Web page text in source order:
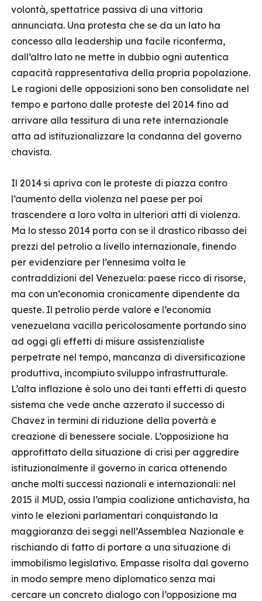
volontà, spettatrice passiva di una vittoria
annunciata. Una protesta che se da un lato ha
concesso alla leadership una facile riconferma,
dall’altro lato ne mette in dubbio ogni autentica
capacità rappresentativa della propria popolazione.
Le ragioni delle opposizioni sono ben consolidate nel
tempo e partono dalle proteste del 2014 fino ad
arrivare alla tessitura di una rete internazionale
atta ad istituzionalizzare la condanna del governo
chavista.
Il 2014 si apriva con le proteste di piazza contro
l’aumento della violenza nel paese per poi
trascendere a loro volta in ulteriori atti di violenza.
Ma lo stesso 2014 porta con se il drastico ribasso dei
prezzi del petrolio a livello internazionale, finendo
per evidenziare per l’ennesima volta le
contraddizioni del Venezuela: paese ricco di risorse,
ma con un’economia cronicamente dipendente da
queste. Il petrolio perde valore e l’economia
venezuelana vacilla pericolosamente portando sino
ad oggi gli effetti di misure assistenzialiste
perpetrate nel tempo, mancanza di diversificazione
produttiva, incompiuto sviluppo infrastrutturale.
L’alta inflazione è solo uno dei tanti effetti di questo
sistema che vede anche azzerato il successo di
Chavez in termini di riduzione della povertà e
creazione di benessere sociale. L’opposizione ha
approfittato della situazione di crisi per aggredire
istituzionalmente il governo in carica ottenendo
anche molti successi nazionali e internazionali: nel
2015 il MUD, ossia l’ampia coalizione antichavista, ha
vinto le elezioni parlamentari conquistando la
maggioranza dei seggi nell’Assemblea Nazionale e
rischiando di fatto di portare a una situazione di
immobilismo legislativo. Empasse risolta dal governo
in modo sempre meno diplomatico senza mai
cercare un concreto dialogo con l’opposizione ma